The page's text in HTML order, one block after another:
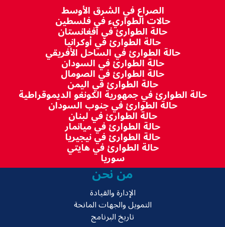
الصراع في الشرق الأوسط
حالات الطواريء في فلسطين
حالة الطوارئ في أفغانستان
حالة الطوارئ في أوكرانيا
حالة الطوارئ في الساحل الأفريقي
حالة الطوارئ في السودان
حالة الطوارئ في الصومال
حالة الطوارئ في اليمن
حالة الطوارئ في جمهورية الكونغو الديموقراطية
حالة الطوارئ في جنوب السودان
حالة الطوارئ في لبنان
حالة الطوارئ في ميانمار
حالة الطوارئ في نيجيريا
حالة الطوارئ في هايتي
سوريا
من نحن
الإدارة والقيادة
التمويل والجهات المانحة
تاريخ البرنامج